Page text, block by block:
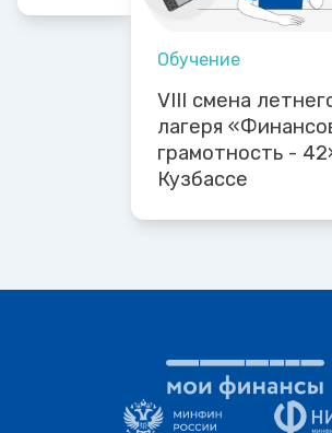
Обучение
VIII смена
лагеря
грамотность -
Кузбассе